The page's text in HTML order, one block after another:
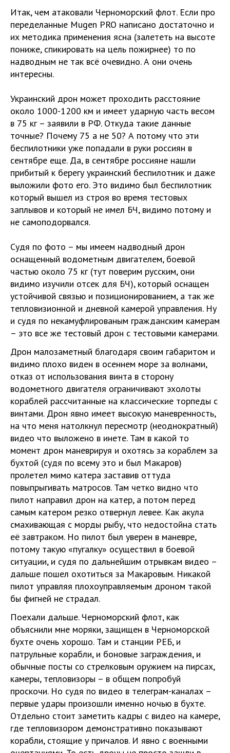
Итак, чем атаковали Черноморский флот. Если про
переделанные Mugen PRO написано достаточно и
их методика применения ясна (залететь на высоте
пониже, спикировать на цель пожирнее) то по
надводным не так всё очевидно. А они очень
интересны.
Украинский дрон может проходить расстояние
около 1000-1200 км и имеет ударную часть весом
в 75 кг – заявили в РФ. Откуда такие данные
точные? Почему 75 а не 50? А потому что эти
беспилотники уже попадали в руки россиян в
сентябре еще. Да, в сентябре россияне нашли
прибитый к берегу украинский беспилотник и даже
выложили фото его. Это видимо был беспилотник
который вышел из строя во время тестовых
заплывов и который не имел БЧ, видимо потому и
не самоподорвался.
Судя по фото – мы имеем надводный дрон
оснащенный водометным двигателем, боевой
частью около 75 кг (тут поверим русским, они
видимо изучили отсек для БЧ), который оснащен
устойчивой связью и позиционированием, а так же
тепловизионной и дневной камерой управления. Ну
и судя по некамуфлированым гражданским камерам
– это все же тестовый дрон с тестовыми камерами.
Дрон малозаметный благодаря своим габаритом и
видимо плохо виден в осеннем море за волнами,
отказ от использования винта в сторону
водометного двигателя ограничивают эхолоты
кораблей рассчитанные на классические торпеды с
винтами. Дрон явно имеет высокую маневренность,
на что меня натолкнул пересмотр (неоднократный)
видео что выложено в инете. Там в какой то
момент дрон маневрируя и охотясь за кораблем за
бухтой (судя по всему это и был Макаров)
пролетел мимо катера заставив оттуда
повыпрыгивать матросов. Там четко видно что
пилот направил дрон на катер, а потом перед
самым катером резко отвернул левее. Как акула
смахивающая с морды рыбу, что недостойна стать
её завтраком. Но пилот был уверен в маневре,
потому такую «пугалку» осуществил в боевой
ситуации, и судя по дальнейшим отрывкам видео –
дальше пошел охотиться за Макаровым. Никакой
пилот управляя плохоуправляемым дроном такой
бы фигней не страдал.
Поехали дальше. Черноморский флот, как
объяснили мне моряки, защищен в Черноморской
бухте очень хорошо. Там и станции РЕБ, и
патрульные корабли, и боновые заграждения, и
обычные посты со стрелковым оружием на пирсах,
камеры, тепловизоры – в общем попробуй
проскочи. Но судя по видео в телеграм-каналах –
первые удары произошли именно ночью в бухте.
Отдельно стоит заметить кадры с видео на камере,
где тепловизором демонстративно показывают
корабли, стоящие у причалов. И явно с военными